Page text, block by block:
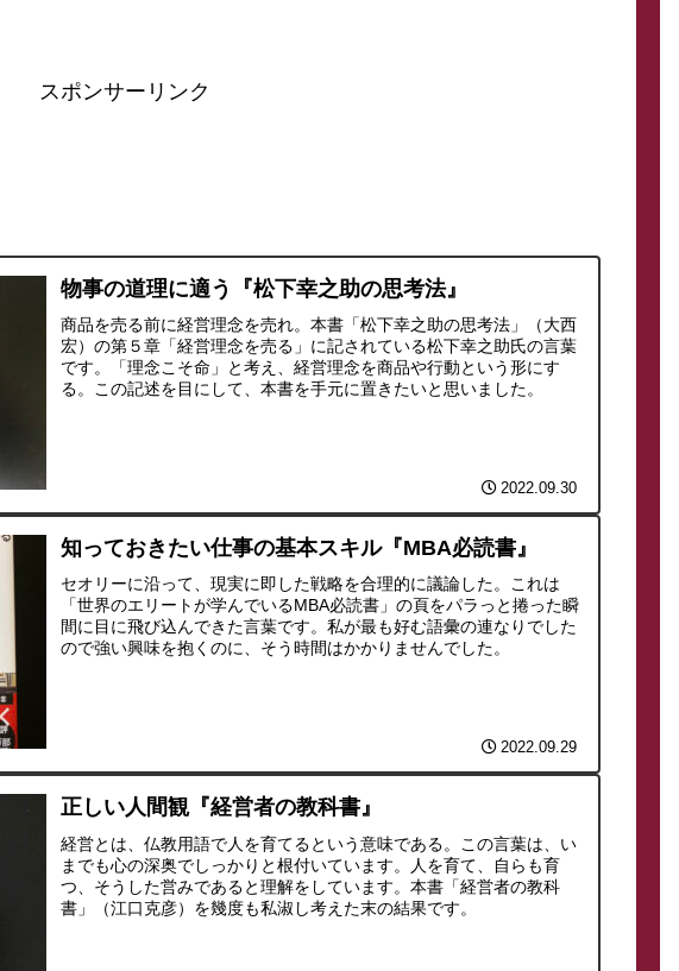
スポンサーリンク
物事の道理に適う『松下幸之助の思考法』
商品を売る前に経営理念を売れ。本書「松下幸之助の思考法」（大西
宏）の第５章「経営理念を売る」に記されている松下幸之助氏の言葉
です。「理念こそ命」と考え、経営理念を商品や行動という形にす
る。この記述を目にして、本書を手元に置きたいと思いました。
2022.09.30
知っておきたい仕事の基本スキル『MBA必読書』
セオリーに沿って、現実に即した戦略を合理的に議論した。これは
「世界のエリートが学んでいるMBA必読書」の頁をパラっと捲った瞬
間に目に飛び込んできた言葉です。私が最も好む語彙の連なりでした
ので強い興味を抱くのに、そう時間はかかりませんでした。
2022.09.29
正しい人間観『経営者の教科書』
経営とは、仏教用語で人を育てるという意味である。この言葉は、い
までも心の深奥でしっかりと根付いています。人を育て、自らも育
つ、そうした営みであると理解をしています。本書「経営者の教科
書」（江口克彦）を幾度も私淑し考えた末の結果です。